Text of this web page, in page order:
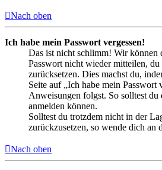
Nach oben
Ich habe mein Passwort vergessen!
Das ist nicht schlimm! Wir können
Passwort nicht wieder mitteilen, du
zurücksetzen. Dies machst du,
Seite auf „Ich habe mein Passwort
Anweisungen folgst. So solltest
anmelden können.
Solltest du trotzdem nicht in der
zurückzusetzen, so wende dich
Nach oben